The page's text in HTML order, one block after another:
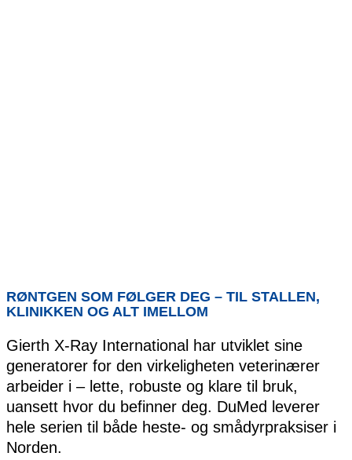
RØNTGEN SOM FØLGER DEG – TIL STALLEN,
KLINIKKEN OG ALT IMELLOM
Gierth X-Ray International har utviklet sine
generatorer for den virkeligheten veterinærer
arbeider i – lette, robuste og klare til bruk,
uansett hvor du befinner deg. DuMed leverer
hele serien til både heste- og smådyrpraksiser i
Norden.